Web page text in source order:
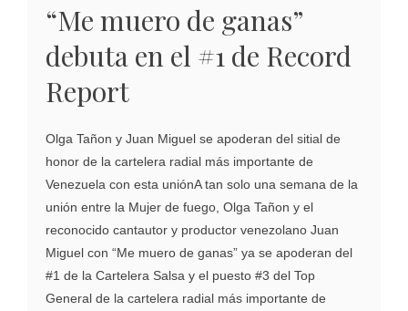
“Me muero de ganas”
debuta en el #1 de Record
Report
Olga Tañon y Juan Miguel se apoderan del sitial de
honor de la cartelera radial más importante de
Venezuela con esta uniónA tan solo una semana de la
unión entre la Mujer de fuego, Olga Tañon y el
reconocido cantautor y productor venezolano Juan
Miguel con “Me muero de ganas” ya se apoderan del
#1 de la Cartelera Salsa y el puesto #3 del Top
General de la cartelera radial más importante de